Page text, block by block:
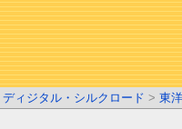
ディジタル・シルクロード > 東